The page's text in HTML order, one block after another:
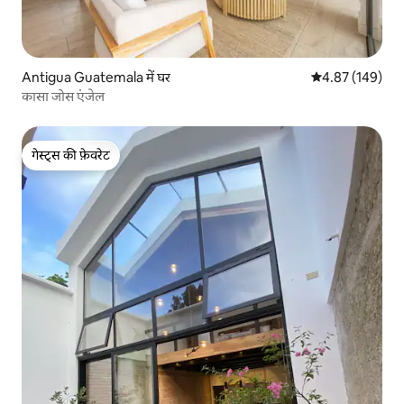
Antigua Guatemala में घर औसत रेटिंग 5 में से
4.87 (149)
कासा जोस एंजेल
गेस्ट्स की फ़ेवरेट
गेस्ट्स की फ़ेवरेट